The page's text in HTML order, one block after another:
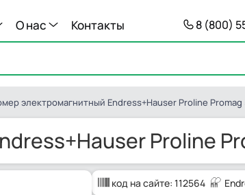
О нас Контакты 8 (800)
электромагнитный Endress+Hauser Proline Promag
Proline
код на сайте: 112564